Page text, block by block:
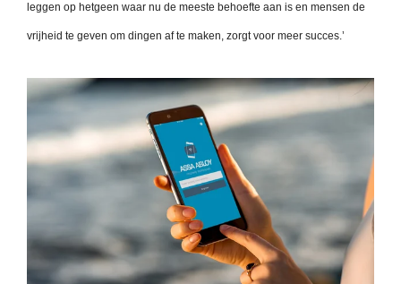
leggen op hetgeen waar nu de meeste behoefte aan is en mensen de
vrijheid te geven om dingen af te maken, zorgt voor meer succes.’